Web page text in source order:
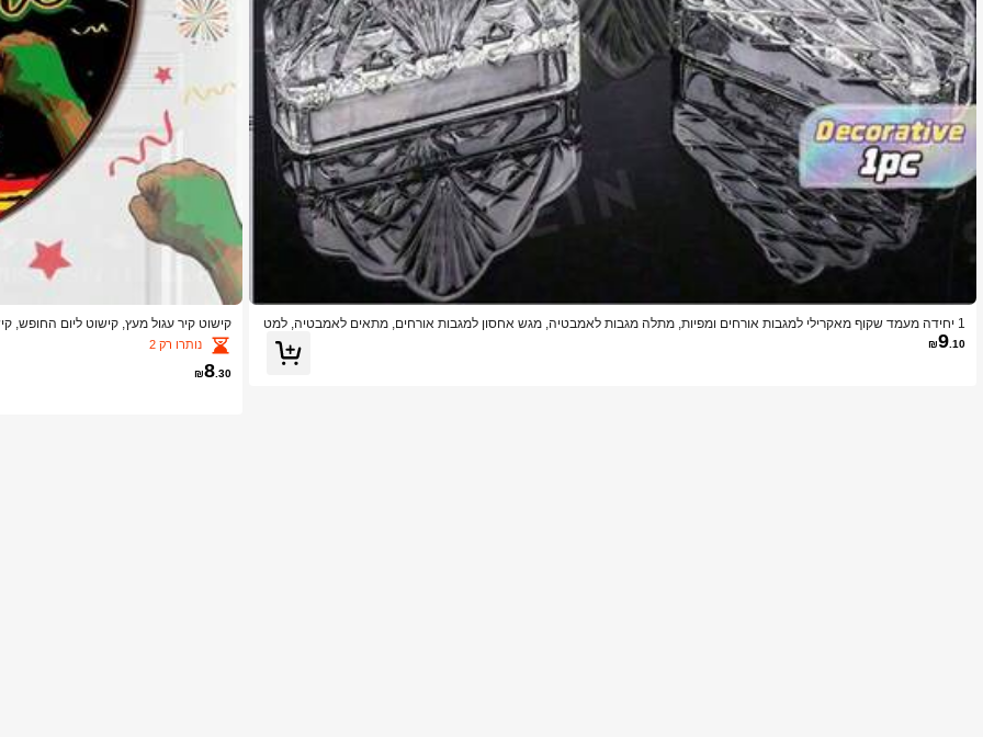
1 יחידה מעמד שקוף מאקרילי למגבות אורחים ומפיות, מתלה מגבות לאמבטיה, מגש אחסון למגבות אורחים, מתאים לאמבטיה, למט
בח, למסיבה, לחתונה, לאירוע, למלון ולמסעדה
₪9 .10
קישוט קיר עגול מעץ, קישוט ליום החופש,
נותרו רק 2
₪8 .30